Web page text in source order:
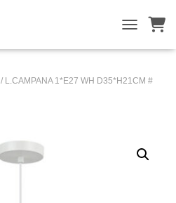
/ L.CAMPANA 1*E27 WH D35*H21CM #